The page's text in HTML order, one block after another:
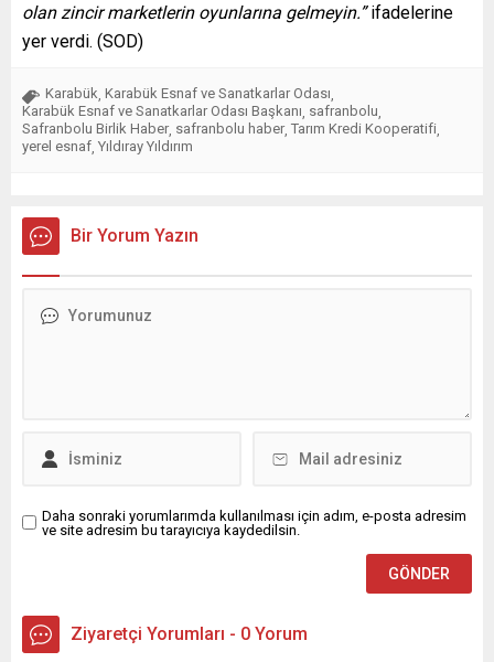
olan zincir marketlerin oyunlarına gelmeyin.”ifadelerine
yer verdi. (SOD)
Karabük Karabük Esnaf ve Sanatkarlar Odası
Karabük Esnaf ve Sanatkarlar Odası Başkanı safranbolu
Safranbolu Birlik Haber safranbolu haber Tarım Kredi Kooperatifi
yerel esnaf Yıldıray Yıldırım
Bir Yorum Yazın
Daha sonraki yorumlarımda kullanılması için adım, e-posta adresim
ve site adresim bu tarayıcıya kaydedilsin.
Ziyaretçi Yorumları - 0 Yorum